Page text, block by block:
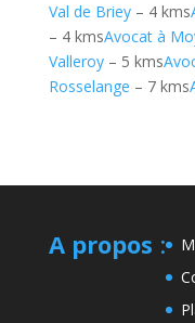
Val de Briey– 4 kms
– 4 kmsAvocat à
Valleroy– 5 kms
Rosselange – 7 kms
A propos :